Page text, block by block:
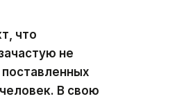
что
не
В свою